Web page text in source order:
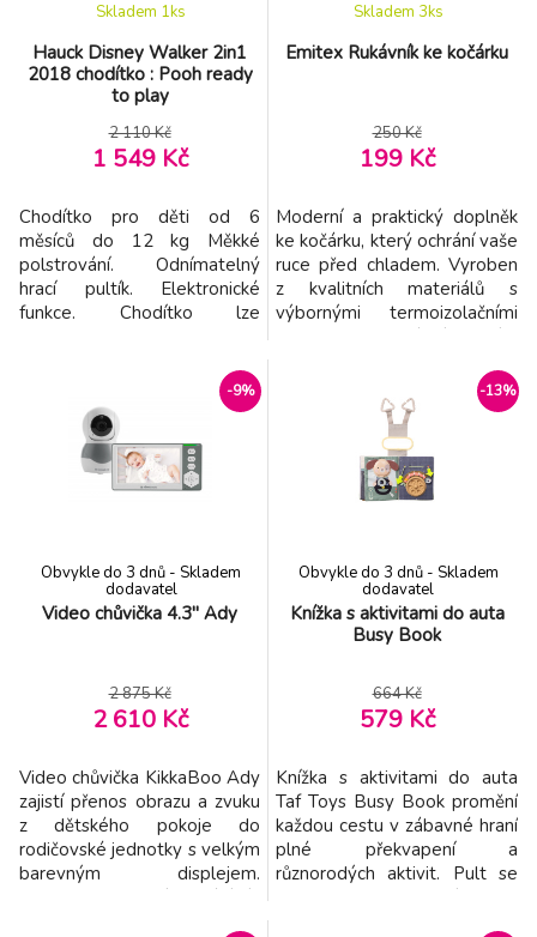
Hauck Disney Walker 2in1
2018 chodítko : Pooh ready
to play
Skladem 1ks
2 110 Kč
1 549 Kč
Chodítko pro děti od 6
měsíců do 12 kg Měkké
polstrování. Odnímatelný
hrací pultík. Elektronické
funkce. Chodítko lze
Emitex Rukávník ke kočárku
Skladem 3ks
250 Kč
199 Kč
Moderní a praktický doplněk
ke kočárku, který ochrání vaše
ruce před chladem. Vyroben
z kvalitních materiálů s
výbornými termoizolačními
materiálu příjemný na ruce.
Připevňuje se jednoduše na
rukojeť kočárku pomocí
zapínacích druků. Uvnitř
rukávníku je dostatek místa i
pro manipul
-9%
Video chůvička 4.3'' Ady
Obvykle do 3 dnů - Skladem
dodavatel
2 875 Kč
2 610 Kč
Video chůvička KikkaBoo Ady
zajistí přenos obrazu a zvuku
z dětského pokoje do
rodičovské jednotky s velkým
barevným displejem.
-13%
Knížka s aktivitami do auta
Busy Book
Obvykle do 3 dnů - Skladem
dodavatel
664 Kč
579 Kč
Knížka s aktivitami do auta
Taf Toys Busy Book promění
každou cestu v zábavné hraní
plné překvapení a
různorodých aktivit. Pult se